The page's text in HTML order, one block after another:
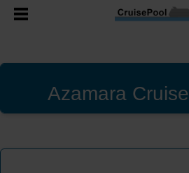
Azamara